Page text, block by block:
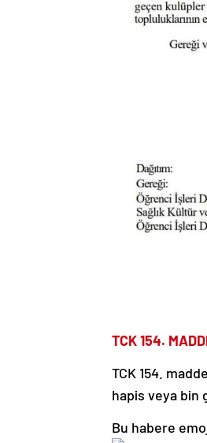
TCK 154.
TCK 154.
hapis veya bin
Bu habere